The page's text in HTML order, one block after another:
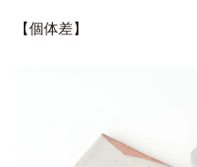
【個体差】